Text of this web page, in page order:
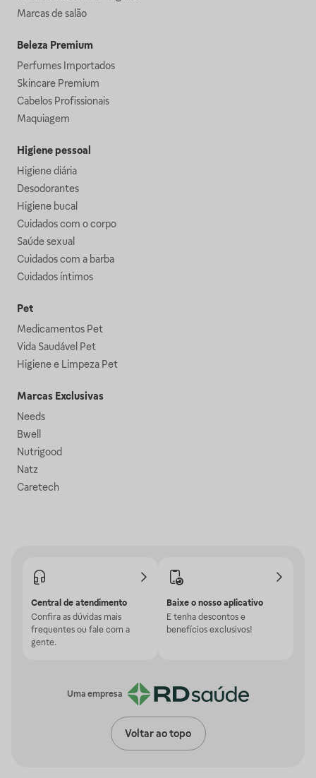
Marcas de salão
Beleza Premium
Perfumes Importados
Skincare Premium
Cabelos Profissionais
Maquiagem
Higiene pessoal
Higiene diária
Desodorantes
Higiene bucal
Cuidados com o corpo
Saúde sexual
Cuidados com a barba
Cuidados íntimos
Pet
Medicamentos Pet
Vida Saudável Pet
Higiene e Limpeza Pet
Marcas Exclusivas
Needs
Bwell
Nutrigood
Natz
Caretech
Central de atendimento
Confira as dúvidas mais
frequentes ou fale com a
gente.
Baixe o nosso aplicativo
E tenha descontos e
benefícios exclusivos!
Uma empresa
Voltar ao topo